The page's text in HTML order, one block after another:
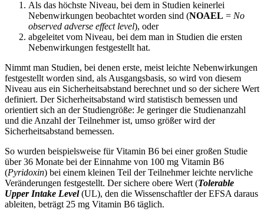
Als das höchste Niveau, bei dem in Studien keinerlei
Nebenwirkungen beobachtet worden sind (NOAEL = No
observed adverse effect level), oder
abgeleitet vom Niveau, bei dem man in Studien die ersten
Nebenwirkungen festgestellt hat.
Nimmt man Studien, bei denen erste, meist leichte Nebenwirkungen
festgestellt worden sind, als Ausgangsbasis, so wird von diesem
Niveau aus ein Sicherheitsabstand berechnet und so der sichere Wert
definiert. Der Sicherheitsabstand wird statistisch bemessen und
orientiert sich an der Studiengröße: Je geringer die Studienanzahl
und die Anzahl der Teilnehmer ist, umso größer wird der
Sicherheitsabstand bemessen.
So wurden beispielsweise für Vitamin B6 bei einer großen Studie
über 36 Monate bei der Einnahme von 100 mg Vitamin B6
(Pyridoxin) bei einem kleinen Teil der Teilnehmer leichte nervliche
Veränderungen festgestellt. Der sichere obere Wert (Tolerable
Upper Intake Level (UL), den die Wissenschaftler der EFSA daraus
ableiten, beträgt 25 mg Vitamin B6 täglich.